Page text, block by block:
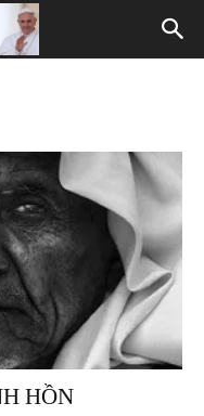
HỒN